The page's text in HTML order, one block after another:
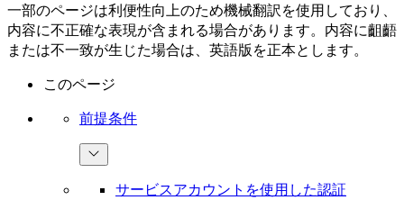
一部のページは利便性向上のため機械翻訳を使用しており、
内容に不正確な表現が含まれる場合があります。内容に齟齬
または不一致が生じた場合は、英語版を正本とします。
このページ
前提条件
サービスアカウントを使用した認証